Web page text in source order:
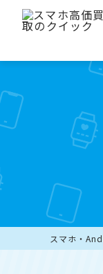
スマホ・